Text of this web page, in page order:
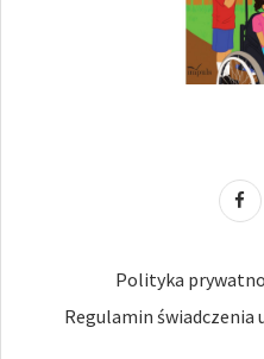
Polityka
Regulamin świadczenia